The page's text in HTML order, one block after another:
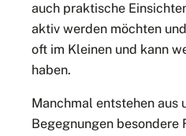
auch praktische
aktiv werden möchten
oft im Kleinen und kann
haben.
Manchmal entstehen aus
Begegnungen besondere